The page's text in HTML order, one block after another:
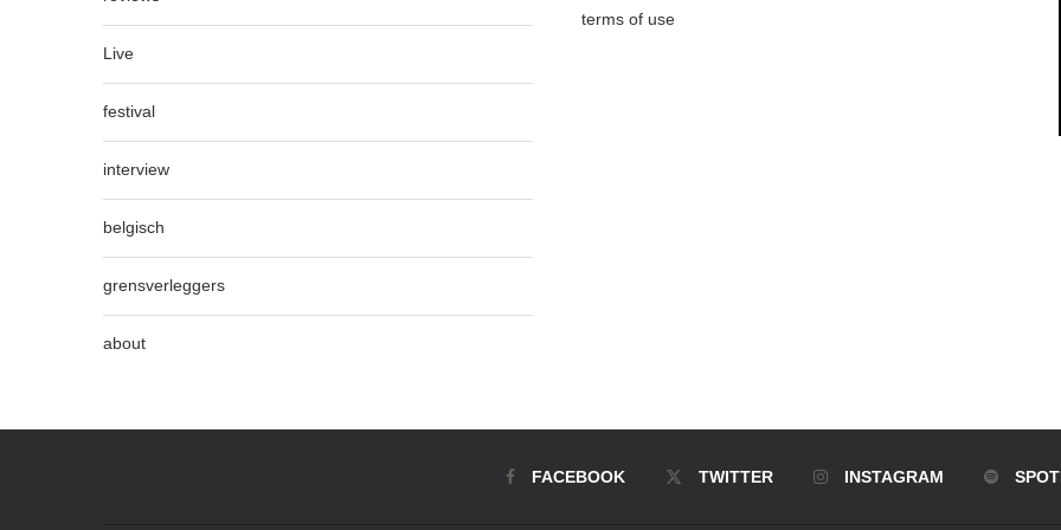
Live
festival
interview
belgisch
grensverleggers
about
terms of use
FACEBOOK TWITTER INSTAGRAM